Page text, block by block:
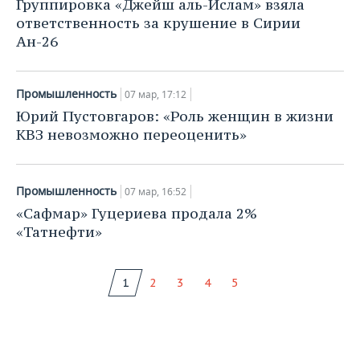
Группировка «Джейш аль-Ислам» взяла
ответственность за крушение в Сирии
Ан-26
Промышленность 07 мар, 17:12
Юрий Пустовгаров: «Роль женщин в жизни
КВЗ невозможно переоценить»
Промышленность 07 мар, 16:52
«Сафмар» Гуцериева продала 2%
«Татнефти»
1 2 3 4 5